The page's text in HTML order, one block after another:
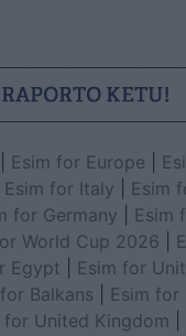
Esim for Europe
Esim for Italy Esim
for Germany Esim
World Cup 2026
Egypt
Esim for
Balkans Esim
for United Kingdom